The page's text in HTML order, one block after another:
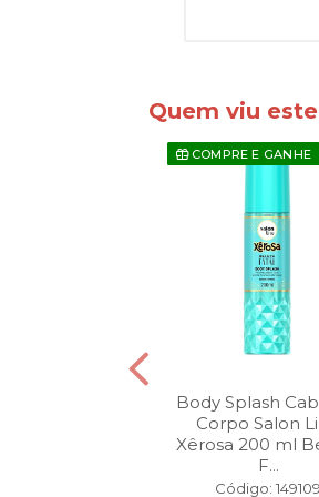
Quem viu
COMPRE E GANHE
Body Splash
Corpo Salon
Xêrosa 200 ml
F...
Código: 149109